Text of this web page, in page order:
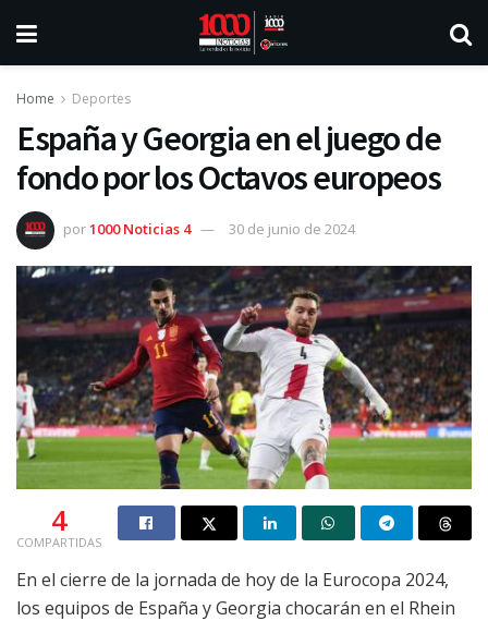
Home Deportes
España y Georgia en el juego de
fondo por los Octavos europeos
por1000 Noticias 4 30 de junio de 2024
4
COMPARTIDAS
En el cierre de la jornada de hoy de la Eurocopa 2024,
los equipos de España y Georgia chocarán en el Rhein